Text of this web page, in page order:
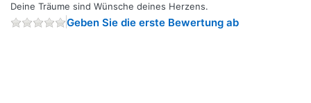
Deine Träume sind Wünsche deines Herzens.
Geben Sie die erste Bewertung ab